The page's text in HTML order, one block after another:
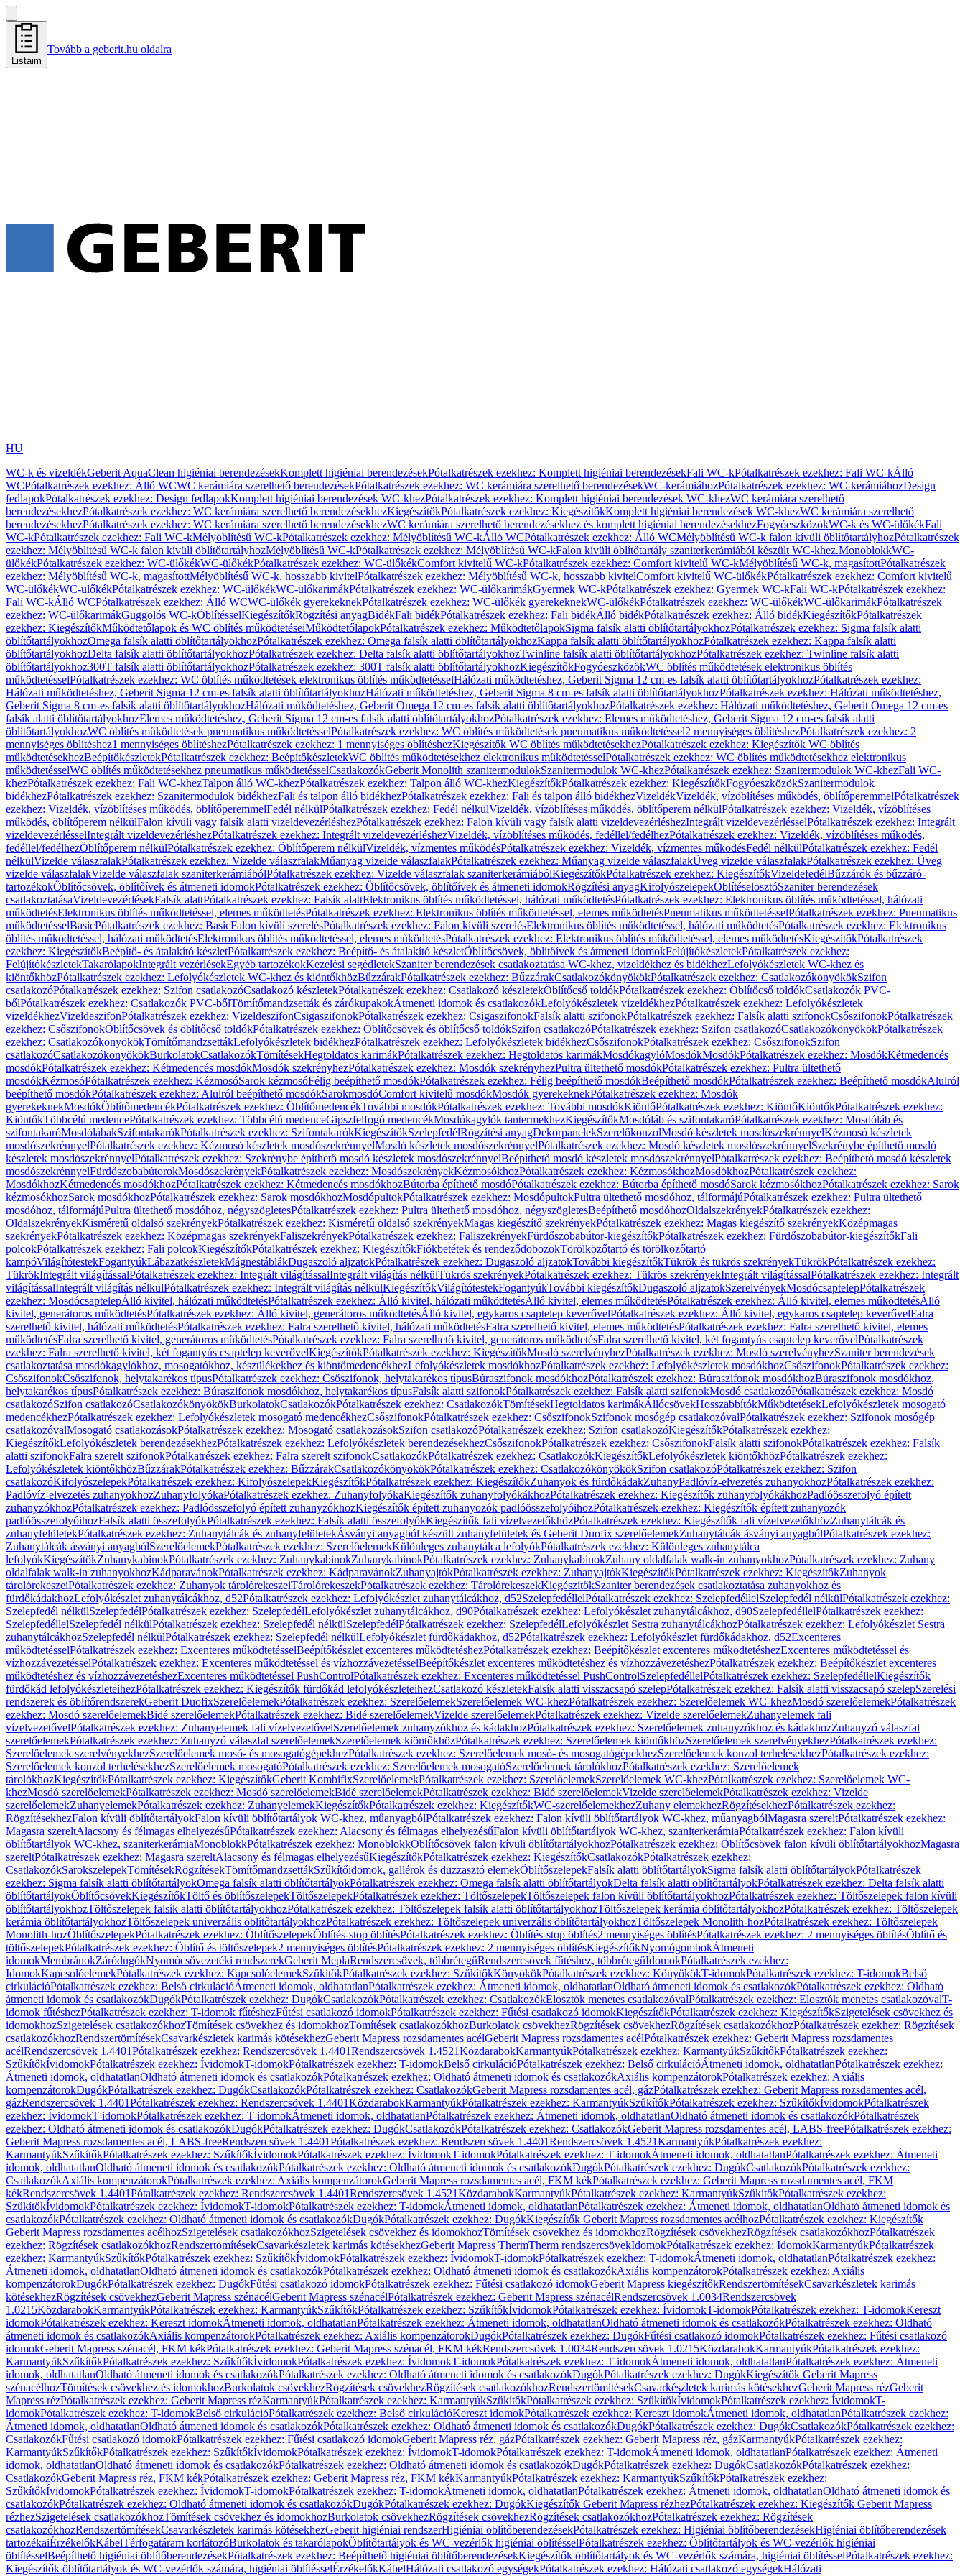
Listáim
Tovább a geberit.hu oldalra
HU
WC-k és vizeldékGeberit AquaClean higiéniai berendezésekKomplett higiéniai berendezésekPótalkatrészek ezekhez: Komplett higiéniai berendezésekFali WC-kPótalkatrészek ezekhez: Fali WC-kÁlló
WCPótalkatrészek ezekhez: Álló WCWC kerámiára szerelhető berendezésekPótalkatrészek ezekhez: WC kerámiára szerelhető berendezésekWC-kerámiáhozPótalkatrészek ezekhez: WC-kerámiáhozDesign
fedlapokPótalkatrészek ezekhez: Design fedlapokKomplett higiéniai berendezések WC-khezPótalkatrészek ezekhez: Komplett higiéniai berendezések WC-khezWC kerámiára szerelhető
berendezésekhezPótalkatrészek ezekhez: WC kerámiára szerelhető berendezésekhezKiegészítőkPótalkatrészek ezekhez: KiegészítőkKomplett higiéniai berendezések WC-khezWC kerámiára szerelhető
berendezésekhezPótalkatrészek ezekhez: WC kerámiára szerelhető berendezésekhezWC kerámiára szerelhető berendezésekhez és komplett higiéniai berendezésekhezFogyóeszközökWC-k és WC-ülőkékFali
WC-kPótalkatrészek ezekhez: Fali WC-kMélyöblítésű WC-kPótalkatrészek ezekhez: Mélyöblítésű WC-kÁlló WCPótalkatrészek ezekhez: Álló WCMélyöblítésű WC-k falon kívüli öblítőtartályhozPótalkatrészek
ezekhez: Mélyöblítésű WC-k falon kívüli öblítőtartályhozMélyöblítésű WC-kPótalkatrészek ezekhez: Mélyöblítésű WC-kFalon kívüli öblítőtartály szaniterkerámiából készült WC-khez.MonoblokkWC-
ülőkékPótalkatrészek ezekhez: WC-ülőkékWC-ülőkékPótalkatrészek ezekhez: WC-ülőkékComfort kivitelű WC-kPótalkatrészek ezekhez: Comfort kivitelű WC-kMélyöblítésű WC-k, magasítottPótalkatrészek
ezekhez: Mélyöblítésű WC-k, magasítottMélyöblítésű WC-k, hosszabb kivitelPótalkatrészek ezekhez: Mélyöblítésű WC-k, hosszabb kivitelComfort kivitelű WC-ülőkékPótalkatrészek ezekhez: Comfort kivitelű
WC-ülőkékWC-ülőkékPótalkatrészek ezekhez: WC-ülőkékWC-ülőkarimákPótalkatrészek ezekhez: WC-ülőkarimákGyermek WC-kPótalkatrészek ezekhez: Gyermek WC-kFali WC-kPótalkatrészek ezekhez:
Fali WC-kÁlló WCPótalkatrészek ezekhez: Álló WCWC-ülőkék gyerekeknekPótalkatrészek ezekhez: WC-ülőkék gyerekeknekWC-ülőkékPótalkatrészek ezekhez: WC-ülőkékWC-ülőkarimákPótalkatrészek
ezekhez: WC-ülőkarimákGuggolós WC-kÖblítésselKiegészítőkRögzítési anyagBidékFali bidékPótalkatrészek ezekhez: Fali bidékÁlló bidékPótalkatrészek ezekhez: Álló bidékKiegészítőkPótalkatrészek
ezekhez: KiegészítőkMűködtetőlapok és WC öblítés működtetéseiMűködtetőlapokPótalkatrészek ezekhez: MűködtetőlapokSigma falsík alatti öblítőtartályokhozPótalkatrészek ezekhez: Sigma falsík alatti
öblítőtartályokhozOmega falsík alatti öblítőtartályokhozPótalkatrészek ezekhez: Omega falsík alatti öblítőtartályokhozKappa falsík alatti öblítőtartályokhozPótalkatrészek ezekhez: Kappa falsík alatti
öblítőtartályokhozDelta falsík alatti öblítőtartályokhozPótalkatrészek ezekhez: Delta falsík alatti öblítőtartályokhozTwinline falsík alatti öblítőtartályokhozPótalkatrészek ezekhez: Twinline falsík alatti
öblítőtartályokhoz300T falsík alatti öblítőtartályokhozPótalkatrészek ezekhez: 300T falsík alatti öblítőtartályokhozKiegészítőkFogyóeszközökWC öblítés működtetések elektronikus öblítés
működtetésselPótalkatrészek ezekhez: WC öblítés működtetések elektronikus öblítés működtetésselHálózati működtetéshez, Geberit Sigma 12 cm-es falsík alatti öblítőtartályokhozPótalkatrészek ezekhez:
Hálózati működtetéshez, Geberit Sigma 12 cm-es falsík alatti öblítőtartályokhozHálózati működtetéshez, Geberit Sigma 8 cm-es falsík alatti öblítőtartályokhozPótalkatrészek ezekhez: Hálózati működtetéshez,
Geberit Sigma 8 cm-es falsík alatti öblítőtartályokhozHálózati működtetéshez, Geberit Omega 12 cm-es falsík alatti öblítőtartályokhozPótalkatrészek ezekhez: Hálózati működtetéshez, Geberit Omega 12 cm-es
falsík alatti öblítőtartályokhozElemes működtetéshez, Geberit Sigma 12 cm-es falsík alatti öblítőtartályokhozPótalkatrészek ezekhez: Elemes működtetéshez, Geberit Sigma 12 cm-es falsík alatti
öblítőtartályokhozWC öblítés működtetések pneumatikus működtetésselPótalkatrészek ezekhez: WC öblítés működtetések pneumatikus működtetéssel2 mennyiséges öblítéshezPótalkatrészek ezekhez: 2
mennyiséges öblítéshez1 mennyiséges öblítéshezPótalkatrészek ezekhez: 1 mennyiséges öblítéshezKiegészítők WC öblítés működtetésekhezPótalkatrészek ezekhez: Kiegészítők WC öblítés
működtetésekhezBeépítőkészletekPótalkatrészek ezekhez: BeépítőkészletekWC öblítés működtetésekhez elektronikus működtetésselPótalkatrészek ezekhez: WC öblítés működtetésekhez elektronikus
működtetésselWC öblítés működtetésekhez pneumatikus működtetésselCsatlakozókGeberit Monolith szanitermodulokSzanitermodulok WC-khezPótalkatrészek ezekhez: Szanitermodulok WC-khezFali WC-
khezPótalkatrészek ezekhez: Fali WC-khezTalpon álló WC-khezPótalkatrészek ezekhez: Talpon álló WC-khezKiegészítőkPótalkatrészek ezekhez: KiegészítőkFogyóeszközökSzanitermodulok
bidékhezPótalkatrészek ezekhez: Szanitermodulok bidékhezFali és talpon álló bidékhezPótalkatrészek ezekhez: Fali és talpon álló bidékhezVizeldékVizeldék, vízöblítéses működés, öblítőperemmelPótalkatrészek
ezekhez: Vizeldék, vízöblítéses működés, öblítőperemmelFedél nélkülPótalkatrészek ezekhez: Fedél nélkülVizeldék, vízöblítéses működés, öblítőperem nélkülPótalkatrészek ezekhez: Vizeldék, vízöblítéses
működés, öblítőperem nélkülFalon kívüli vagy falsík alatti vizeldevezérléshezPótalkatrészek ezekhez: Falon kívüli vagy falsík alatti vizeldevezérléshezIntegrált vizeldevezérlésselPótalkatrészek ezekhez: Integrált
vizeldevezérlésselIntegrált vizeldevezérléshezPótalkatrészek ezekhez: Integrált vizeldevezérléshezVizeldék, vízöblítéses működés, fedéllel/fedélhezPótalkatrészek ezekhez: Vizeldék, vízöblítéses működés,
fedéllel/fedélhezÖblítőperem nélkülPótalkatrészek ezekhez: Öblítőperem nélkülVizeldék, vízmentes működésPótalkatrészek ezekhez: Vizeldék, vízmentes működésFedél nélkülPótalkatrészek ezekhez: Fedél
nélkülVizelde válaszfalakPótalkatrészek ezekhez: Vizelde válaszfalakMűanyag vizelde válaszfalakPótalkatrészek ezekhez: Műanyag vizelde válaszfalakÜveg vizelde válaszfalakPótalkatrészek ezekhez: Üveg
vizelde válaszfalakVizelde válaszfalak szaniterkerámiábólPótalkatrészek ezekhez: Vizelde válaszfalak szaniterkerámiábólKiegészítőkPótalkatrészek ezekhez: KiegészítőkVizeldefedélBűzzárók és bűzzáró-
tartozékokÖblítőcsövek, öblítőívek és átmeneti idomokPótalkatrészek ezekhez: Öblítőcsövek, öblítőívek és átmeneti idomokRögzítési anyagKifolyószelepekÖblítéselosztóSzaniter berendezések
csatlakoztatásaVizeldevezérlésekFalsík alattPótalkatrészek ezekhez: Falsík alattElektronikus öblítés működtetéssel, hálózati működtetésPótalkatrészek ezekhez: Elektronikus öblítés működtetéssel, hálózati
működtetésElektronikus öblítés működtetéssel, elemes működtetésPótalkatrészek ezekhez: Elektronikus öblítés működtetéssel, elemes működtetésPneumatikus működtetésselPótalkatrészek ezekhez: Pneumatikus
működtetésselBasicPótalkatrészek ezekhez: BasicFalon kívüli szerelésPótalkatrészek ezekhez: Falon kívüli szerelésElektronikus öblítés működtetéssel, hálózati működtetésPótalkatrészek ezekhez: Elektronikus
öblítés működtetéssel, hálózati működtetésElektronikus öblítés működtetéssel, elemes működtetésPótalkatrészek ezekhez: Elektronikus öblítés működtetéssel, elemes működtetésKiegészítőkPótalkatrészek
ezekhez: KiegészítőkBeépítő- és átalakító készletPótalkatrészek ezekhez: Beépítő- és átalakító készletÖblítőcsövek, öblítőívek és átmeneti idomokFelújítókészletekPótalkatrészek ezekhez:
FelújítókészletekTakarólapokIntegrált vezérlésekEgyéb tartozékokKezelési segédletekSzaniter berendezések csatlakoztatása WC-khez, vizeldékhez és bidékhezLefolyókészletek WC-khez és
kiöntőkhözPótalkatrészek ezekhez: Lefolyókészletek WC-khez és kiöntőkhözBűzzárakPótalkatrészek ezekhez: BűzzárakCsatlakozókönyökökPótalkatrészek ezekhez: CsatlakozókönyökökSzifon
csatlakozóPótalkatrészek ezekhez: Szifon csatlakozóCsatlakozó készletekPótalkatrészek ezekhez: Csatlakozó készletekÖblítőcső toldókPótalkatrészek ezekhez: Öblítőcső toldókCsatlakozók PVC-
bőlPótalkatrészek ezekhez: Csatlakozók PVC-bőlTömítőmandzsetták és zárókupakokÁtmeneti idomok és csatlakozókLefolyókészletek vizeldékhezPótalkatrészek ezekhez: Lefolyókészletek
vizeldékhezVizeldeszifonPótalkatrészek ezekhez: VizeldeszifonCsigaszifonokPótalkatrészek ezekhez: CsigaszifonokFalsík alatti szifonokPótalkatrészek ezekhez: Falsík alatti szifonokCsőszifonokPótalkatrészek
ezekhez: CsőszifonokÖblítőcsövek és öblítőcső toldókPótalkatrészek ezekhez: Öblítőcsövek és öblítőcső toldókSzifon csatlakozóPótalkatrészek ezekhez: Szifon csatlakozóCsatlakozókönyökökPótalkatrészek
ezekhez: CsatlakozókönyökökTömítőmandzsettákLefolyókészletek bidékhezPótalkatrészek ezekhez: Lefolyókészletek bidékhezCsőszifonokPótalkatrészek ezekhez: CsőszifonokSzifon
csatlakozóCsatlakozókönyökökBurkolatokCsatlakozókTömítésekHegtoldatos karimákPótalkatrészek ezekhez: Hegtoldatos karimákMosdókagylóMosdókMosdókPótalkatrészek ezekhez: MosdókKétmedencés
mosdókPótalkatrészek ezekhez: Kétmedencés mosdókMosdók szekrényhezPótalkatrészek ezekhez: Mosdók szekrényhezPultra ültethető mosdókPótalkatrészek ezekhez: Pultra ültethető
mosdókKézmosóPótalkatrészek ezekhez: KézmosóSarok kézmosóFélig beépíthető mosdókPótalkatrészek ezekhez: Félig beépíthető mosdókBeépíthető mosdókPótalkatrészek ezekhez: Beépíthető mosdókAlulról
beépíthető mosdókPótalkatrészek ezekhez: Alulról beépíthető mosdókSarokmosdóComfort kivitelű mosdókMosdók gyerekeknekPótalkatrészek ezekhez: Mosdók
gyerekeknekMosdókÖblítőmedencékPótalkatrészek ezekhez: ÖblítőmedencékTovábbi mosdókPótalkatrészek ezekhez: További mosdókKiöntőPótalkatrészek ezekhez: KiöntőKiöntőkPótalkatrészek ezekhez:
KiöntőkTöbbcélú medencePótalkatrészek ezekhez: Többcélú medenceGipszfelfogó medencékMosdókagylók tantermekhezKiegészítőkMosdóláb és szifontakaróPótalkatrészek ezekhez: Mosdóláb és
szifontakaróMosdólábakSzifontakarókPótalkatrészek ezekhez: SzifontakarókKiegészítőkSzelepfedélRögzítési anyagDekorpanelekSzerelőkonzolMosdó készletek mosdószekrénnyelKézmosó készletek
mosdószekrénnyelPótalkatrészek ezekhez: Kézmosó készletek mosdószekrénnyelMosdó készletek mosdószekrénnyelPótalkatrészek ezekhez: Mosdó készletek mosdószekrénnyelSzekrénybe építhető mosdó
készletek mosdószekrénnyelPótalkatrészek ezekhez: Szekrénybe építhető mosdó készletek mosdószekrénnyelBeépíthető mosdó készletek mosdószekrénnyelPótalkatrészek ezekhez: Beépíthető mosdó készletek
mosdószekrénnyelFürdőszobabútorokMosdószekrényekPótalkatrészek ezekhez: MosdószekrényekKézmosókhozPótalkatrészek ezekhez: KézmosókhozMosdókhozPótalkatrészek ezekhez:
MosdókhozKétmedencés mosdókhozPótalkatrészek ezekhez: Kétmedencés mosdókhozBútorba építhető mosdóPótalkatrészek ezekhez: Bútorba építhető mosdóSarok kézmosókhozPótalkatrészek ezekhez: Sarok
kézmosókhozSarok mosdókhozPótalkatrészek ezekhez: Sarok mosdókhozMosdópultokPótalkatrészek ezekhez: MosdópultokPultra ültethető mosdóhoz, tálformájúPótalkatrészek ezekhez: Pultra ültethető
mosdóhoz, tálformájúPultra ültethető mosdóhoz, négyszögletesPótalkatrészek ezekhez: Pultra ültethető mosdóhoz, négyszögletesBeépíthető mosdóhozOldalszekrényekPótalkatrészek ezekhez:
OldalszekrényekKisméretű oldalsó szekrényekPótalkatrészek ezekhez: Kisméretű oldalsó szekrényekMagas kiegészítő szekrényekPótalkatrészek ezekhez: Magas kiegészítő szekrényekKözépmagas
szekrényekPótalkatrészek ezekhez: Középmagas szekrényekFaliszekrényekPótalkatrészek ezekhez: FaliszekrényekFürdőszobabútor-kiegészítőkPótalkatrészek ezekhez: Fürdőszobabútor-kiegészítőkFali
polcokPótalkatrészek ezekhez: Fali polcokKiegészítőkPótalkatrészek ezekhez: KiegészítőkFiókbetétek és rendeződobozokTörölközőtartó és törölközőtartó
kampóVilágítótestekFogantyúkLábazatkészletekMágnestáblákDugaszoló aljzatokPótalkatrészek ezekhez: Dugaszoló aljzatokTovábbi kiegészítőkTükrök és tükrös szekrényekTükrökPótalkatrészek ezekhez:
TükrökIntegrált világítássalPótalkatrészek ezekhez: Integrált világítássalIntegrált világítás nélkülTükrös szekrényekPótalkatrészek ezekhez: Tükrös szekrényekIntegrált világítássalPótalkatrészek ezekhez: Integrált
világítássalIntegrált világítás nélkülPótalkatrészek ezekhez: Integrált világítás nélkülKiegészítőkVilágítótestekFogantyúkTovábbi kiegészítőkDugaszoló aljzatokSzerelvényekMosdócsaptelepPótalkatrészek
ezekhez: MosdócsaptelepÁlló kivitel, hálózati működtetésPótalkatrészek ezekhez: Álló kivitel, hálózati működtetésÁlló kivitel, elemes működtetésPótalkatrészek ezekhez: Álló kivitel, elemes működtetésÁlló
kivitel, generátoros működtetésPótalkatrészek ezekhez: Álló kivitel, generátoros működtetésÁlló kivitel, egykaros csaptelep keverővelPótalkatrészek ezekhez: Álló kivitel, egykaros csaptelep keverővelFalra
szerelhető kivitel, hálózati működtetésPótalkatrészek ezekhez: Falra szerelhető kivitel, hálózati működtetésFalra szerelhető kivitel, elemes működtetésPótalkatrészek ezekhez: Falra szerelhető kivitel, elemes
működtetésFalra szerelhető kivitel, generátoros működtetésPótalkatrészek ezekhez: Falra szerelhető kivitel, generátoros működtetésFalra szerelhető kivitel, két fogantyús csaptelep keverővelPótalkatrészek
ezekhez: Falra szerelhető kivitel, két fogantyús csaptelep keverővelKiegészítőkPótalkatrészek ezekhez: KiegészítőkMosdó szerelvényhezPótalkatrészek ezekhez: Mosdó szerelvényhezSzaniter berendezések
csatlakoztatása mosdókagylókhoz, mosogatókhoz, készülékekhez és kiöntőmedencékhezLefolyókészletek mosdókhozPótalkatrészek ezekhez: Lefolyókészletek mosdókhozCsőszifonokPótalkatrészek ezekhez:
CsőszifonokCsőszifonok, helytakarékos típusPótalkatrészek ezekhez: Csőszifonok, helytakarékos típusBúraszifonok mosdókhozPótalkatrészek ezekhez: Búraszifonok mosdókhozBúraszifonok mosdókhoz,
helytakarékos típusPótalkatrészek ezekhez: Búraszifonok mosdókhoz, helytakarékos típusFalsík alatti szifonokPótalkatrészek ezekhez: Falsík alatti szifonokMosdó csatlakozóPótalkatrészek ezekhez: Mosdó
csatlakozóSzifon csatlakozóCsatlakozókönyökökBurkolatokCsatlakozókPótalkatrészek ezekhez: CsatlakozókTömítésekHegtoldatos karimákÁllócsövekHosszabbítókMűködtetésekLefolyókészletek mosogató
medencékhezPótalkatrészek ezekhez: Lefolyókészletek mosogató medencékhezCsőszifonokPótalkatrészek ezekhez: CsőszifonokSzifonok mosógép csatlakozóvalPótalkatrészek ezekhez: Szifonok mosógép
csatlakozóvalMosogató csatlakozásokPótalkatrészek ezekhez: Mosogató csatlakozásokSzifon csatlakozóPótalkatrészek ezekhez: Szifon csatlakozóKiegészítőkPótalkatrészek ezekhez:
KiegészítőkLefolyókészletek berendezésekhezPótalkatrészek ezekhez: Lefolyókészletek berendezésekhezCsőszifonokPótalkatrészek ezekhez: CsőszifonokFalsík alatti szifonokPótalkatrészek ezekhez: Falsík
alatti szifonokFalra szerelt szifonokPótalkatrészek ezekhez: Falra szerelt szifonokCsatlakozókPótalkatrészek ezekhez: CsatlakozókKiegészítőkLefolyókészletek kiöntőkhözPótalkatrészek ezekhez:
Lefolyókészletek kiöntőkhözBűzzárakPótalkatrészek ezekhez: BűzzárakCsatlakozókönyökökPótalkatrészek ezekhez: CsatlakozókönyökökSzifon csatlakozóPótalkatrészek ezekhez: Szifon
csatlakozóKifolyószelepekPótalkatrészek ezekhez: KifolyószelepekKiegészítőkPótalkatrészek ezekhez: KiegészítőkZuhanyok és fürdőkádakZuhanyPadlóvíz-elvezetés zuhanyokhozPótalkatrészek ezekhez:
Padlóvíz-elvezetés zuhanyokhozZuhanyfolyókaPótalkatrészek ezekhez: ZuhanyfolyókaKiegészítők zuhanyfolyókákhozPótalkatrészek ezekhez: Kiegészítők zuhanyfolyókákhozPadlóösszefolyó épített
zuhanyzókhozPótalkatrészek ezekhez: Padlóösszefolyó épített zuhanyzókhozKiegészítők épített zuhanyozók padlóösszefolyóihozPótalkatrészek ezekhez: Kiegészítők épített zuhanyozók
padlóösszefolyóihozFalsík alatti összefolyókPótalkatrészek ezekhez: Falsík alatti összefolyókKiegészítők fali vízelvezetőkhözPótalkatrészek ezekhez: Kiegészítők fali vízelvezetőkhözZuhanytálcák és
zuhanyfelületekPótalkatrészek ezekhez: Zuhanytálcák és zuhanyfelületekÁsványi anyagból készült zuhanyfelületek és Geberit Duofix szerelőelemekZuhanytálcák ásványi anyagbólPótalkatrészek ezekhez:
Zuhanytálcák ásványi anyagbólSzerelőelemekPótalkatrészek ezekhez: SzerelőelemekKülönleges zuhanytálca lefolyókPótalkatrészek ezekhez: Különleges zuhanytálca
lefolyókKiegészítőkZuhanykabinokPótalkatrészek ezekhez: ZuhanykabinokZuhanykabinokPótalkatrészek ezekhez: ZuhanykabinokZuhany oldalfalak walk-in zuhanyokhozPótalkatrészek ezekhez: Zuhany
oldalfalak walk-in zuhanyokhozKádparavánokPótalkatrészek ezekhez: KádparavánokZuhanyajtókPótalkatrészek ezekhez: ZuhanyajtókKiegészítőkPótalkatrészek ezekhez: KiegészítőkZuhanyok
tárolórekeszeiPótalkatrészek ezekhez: Zuhanyok tárolórekeszeiTárolórekeszekPótalkatrészek ezekhez: TárolórekeszekKiegészítőkSzaniter berendezések csatlakoztatása zuhanyokhoz és
fürdőkádakhozLefolyókészlet zuhanytálcákhoz, d52Pótalkatrészek ezekhez: Lefolyókészlet zuhanytálcákhoz, d52SzelepfedéllelPótalkatrészek ezekhez: SzelepfedéllelSzelepfedél nélkülPótalkatrészek ezekhez:
Szelepfedél nélkülSzelepfedélPótalkatrészek ezekhez: SzelepfedélLefolyókészlet zuhanytálcákhoz, d90Pótalkatrészek ezekhez: Lefolyókészlet zuhanytálcákhoz, d90SzelepfedéllelPótalkatrészek ezekhez:
SzelepfedéllelSzelepfedél nélkülPótalkatrészek ezekhez: Szelepfedél nélkülSzelepfedélPótalkatrészek ezekhez: SzelepfedélLefolyókészlet Sestra zuhanytálcákhozPótalkatrészek ezekhez: Lefolyókészlet Sestra
zuhanytálcákhozSzelepfedél nélkülPótalkatrészek ezekhez: Szelepfedél nélkülLefolyókészlet fürdőkádakhoz, d52Pótalkatrészek ezekhez: Lefolyókészlet fürdőkádakhoz, d52Excenteres
működtetésselPótalkatrészek ezekhez: Excenteres működtetésselBeépítőkészlet excenteres működtetéshezPótalkatrészek ezekhez: Beépítőkészlet excenteres működtetéshezExcenteres működtetéssel és
vízhozzávezetésselPótalkatrészek ezekhez: Excenteres működtetéssel és vízhozzávezetésselBeépítőkészlet excenteres működtetéshez és vízhozzávezetéshezPótalkatrészek ezekhez: Beépítőkészlet excenteres
működtetéshez és vízhozzávezetéshezExcenteres működtetéssel PushControlPótalkatrészek ezekhez: Excenteres működtetéssel PushControlSzelepfedéllelPótalkatrészek ezekhez: SzelepfedéllelKiegészítők
fürdőkád lefolyókészleteihezPótalkatrészek ezekhez: Kiegészítők fürdőkád lefolyókészleteihezCsatlakozó készletekFalsík alatti visszacsapó szelepPótalkatrészek ezekhez: Falsík alatti visszacsapó szelepSzerelési
rendszerek és öblítőrendszerekGeberit DuofixSzerelőelemekPótalkatrészek ezekhez: SzerelőelemekSzerelőelemek WC-khezPótalkatrészek ezekhez: Szerelőelemek WC-khezMosdó szerelőelemekPótalkatrészek
ezekhez: Mosdó szerelőelemekBidé szerelőelemekPótalkatrészek ezekhez: Bidé szerelőelemekVizelde szerelőelemekPótalkatrészek ezekhez: Vizelde szerelőelemekZuhanyelemek fali
vízelvezetővelPótalkatrészek ezekhez: Zuhanyelemek fali vízelvezetővelSzerelőelemek zuhanyzókhoz és kádakhozPótalkatrészek ezekhez: Szerelőelemek zuhanyzókhoz és kádakhozZuhanyzó válaszfal
szerelőelemekPótalkatrészek ezekhez: Zuhanyzó válaszfal szerelőelemekSzerelőelemek kiöntőkhözPótalkatrészek ezekhez: Szerelőelemek kiöntőkhözSzerelőelemek szerelvényekhezPótalkatrészek ezekhez:
Szerelőelemek szerelvényekhezSzerelőelemek mosó- és mosogatógépekhezPótalkatrészek ezekhez: Szerelőelemek mosó- és mosogatógépekhezSzerelőelemek konzol terhelésekhezPótalkatrészek ezekhez:
Szerelőelemek konzol terhelésekhezSzerelőelemek mosogatóPótalkatrészek ezekhez: Szerelőelemek mosogatóSzerelőelemek tárolókhozPótalkatrészek ezekhez: Szerelőelemek
tárolókhozKiegészítőkPótalkatrészek ezekhez: KiegészítőkGeberit KombifixSzerelőelemekPótalkatrészek ezekhez: SzerelőelemekSzerelőelemek WC-khezPótalkatrészek ezekhez: Szerelőelemek WC-
khezMosdó szerelőelemekPótalkatrészek ezekhez: Mosdó szerelőelemekBidé szerelőelemekPótalkatrészek ezekhez: Bidé szerelőelemekVizelde szerelőelemekPótalkatrészek ezekhez: Vizelde
szerelőelemekZuhanyelemekPótalkatrészek ezekhez: ZuhanyelemekKiegészítőkPótalkatrészek ezekhez: KiegészítőkWC-szerelőelemekhezZuhany elemekhezRögzítésekhezPótalkatrészek ezekhez:
RögzítésekhezFalon kívüli öblítőtartályokFalon kívüli öblítőtartályok WC-khez, műanyagbólPótalkatrészek ezekhez: Falon kívüli öblítőtartályok WC-khez, műanyagbólMagasra szereltPótalkatrészek ezekhez:
Magasra szereltAlacsony és félmagas elhelyezésűPótalkatrészek ezekhez: Alacsony és félmagas elhelyezésűFalon kívüli öblítőtartályok WC-khez, szaniterkerámiaPótalkatrészek ezekhez: Falon kívüli
öblítőtartályok WC-khez, szaniterkerámiaMonoblokkPótalkatrészek ezekhez: MonoblokkÖblítőcsövek falon kívüli öblítőtartályokhozPótalkatrészek ezekhez: Öblítőcsövek falon kívüli öblítőtartályokhozMagasra
szereltPótalkatrészek ezekhez: Magasra szereltAlacsony és félmagas elhelyezésűKiegészítőkPótalkatrészek ezekhez: KiegészítőkCsatlakozókPótalkatrészek ezekhez:
CsatlakozókSarokszelepekTömítésekRögzítésekTömítőmandzsettákSzűkítőidomok, gallérok és duzzasztó elemekÖblítőszelepekFalsík alatti öblítőtartályokSigma falsík alatti öblítőtartályokPótalkatrészek
ezekhez: Sigma falsík alatti öblítőtartályokOmega falsík alatti öblítőtartályokPótalkatrészek ezekhez: Omega falsík alatti öblítőtartályokDelta falsík alatti öblítőtartályokPótalkatrészek ezekhez: Delta falsík alatti
öblítőtartályokÖblítőcsövekKiegészítőkTöltő és öblítőszelepekTöltőszelepekPótalkatrészek ezekhez: TöltőszelepekTöltőszelepek falon kívüli öblítőtartályokhozPótalkatrészek ezekhez: Töltőszelepek falon kívüli
öblítőtartályokhozTöltőszelepek falsík alatti öblítőtartályokhozPótalkatrészek ezekhez: Töltőszelepek falsík alatti öblítőtartályokhozTöltőszelepek kerámia öblítőtartályokhozPótalkatrészek ezekhez: Töltőszelepek
kerámia öblítőtartályokhozTöltőszelepek univerzális öblítőtartályokhozPótalkatrészek ezekhez: Töltőszelepek univerzális öblítőtartályokhozTöltőszelepek Monolith-hozPótalkatrészek ezekhez: Töltőszelepek
Monolith-hozÖblítőszelepekPótalkatrészek ezekhez: ÖblítőszelepekÖblítés-stop öblítésPótalkatrészek ezekhez: Öblítés-stop öblítés2 mennyiséges öblítésPótalkatrészek ezekhez: 2 mennyiséges öblítésÖblítő és
töltőszelepekPótalkatrészek ezekhez: Öblítő és töltőszelepek2 mennyiséges öblítésPótalkatrészek ezekhez: 2 mennyiséges öblítésKiegészítőkNyomógombokÁtmeneti
idomokMembránokZáródugókNyomócsővezetéki rendszerekGeberit MeplaRendszercsövek, többrétegűRendszercsövek fűtéshez, többrétegűIdomokPótalkatrészek ezekhez:
IdomokKapcsolóelemekPótalkatrészek ezekhez: KapcsolóelemekSzűkítőkPótalkatrészek ezekhez: SzűkítőkKönyökökPótalkatrészek ezekhez: KönyökökT-idomokPótalkatrészek ezekhez: T-idomokBelső
cirkulációPótalkatrészek ezekhez: Belső cirkulációÁtmeneti idomok, oldhatatlanPótalkatrészek ezekhez: Átmeneti idomok, oldhatatlanOldható átmeneti idomok és csatlakozókPótalkatrészek ezekhez: Oldható
átmeneti idomok és csatlakozókDugókPótalkatrészek ezekhez: DugókCsatlakozókPótalkatrészek ezekhez: CsatlakozókElosztók menetes csatlakozóvalPótalkatrészek ezekhez: Elosztók menetes csatlakozóvalT-
idomok fűtéshezPótalkatrészek ezekhez: T-idomok fűtéshezFűtési csatlakozó idomokPótalkatrészek ezekhez: Fűtési csatlakozó idomokKiegészítőkPótalkatrészek ezekhez: KiegészítőkSzigetelések csövekhez és
idomokhozSzigetelések csatlakozókhozTömítések csövekhez és idomokhozTömítések csatlakozókhozBurkolatok csövekhezRögzítések csövekhezRögzítések csatlakozókhozPótalkatrészek ezekhez: Rögzítések
csatlakozókhozRendszertömítésekCsavarkészletek karimás kötésekhezGeberit Mapress rozsdamentes acélGeberit Mapress rozsdamentes acélPótalkatrészek ezekhez: Geberit Mapress rozsdamentes
acélRendszercsövek 1.4401Pótalkatrészek ezekhez: Rendszercsövek 1.4401Rendszercsövek 1.4521KözdarabokKarmantyúkPótalkatrészek ezekhez: KarmantyúkSzűkítőkPótalkatrészek ezekhez:
SzűkítőkÍvidomokPótalkatrészek ezekhez: ÍvidomokT-idomokPótalkatrészek ezekhez: T-idomokBelső cirkulációPótalkatrészek ezekhez: Belső cirkulációÁtmeneti idomok, oldhatatlanPótalkatrészek ezekhez:
Átmeneti idomok, oldhatatlanOldható átmeneti idomok és csatlakozókPótalkatrészek ezekhez: Oldható átmeneti idomok és csatlakozókAxiális kompenzátorokPótalkatrészek ezekhez: Axiális
kompenzátorokDugókPótalkatrészek ezekhez: DugókCsatlakozókPótalkatrészek ezekhez: CsatlakozókGeberit Mapress rozsdamentes acél, gázPótalkatrészek ezekhez: Geberit Mapress rozsdamentes acél,
gázRendszercsövek 1.4401Pótalkatrészek ezekhez: Rendszercsövek 1.4401KözdarabokKarmantyúkPótalkatrészek ezekhez: KarmantyúkSzűkítőkPótalkatrészek ezekhez: SzűkítőkÍvidomokPótalkatrészek
ezekhez: ÍvidomokT-idomokPótalkatrészek ezekhez: T-idomokÁtmeneti idomok, oldhatatlanPótalkatrészek ezekhez: Átmeneti idomok, oldhatatlanOldható átmeneti idomok és csatlakozókPótalkatrészek
ezekhez: Oldható átmeneti idomok és csatlakozókDugókPótalkatrészek ezekhez: DugókCsatlakozókPótalkatrészek ezekhez: CsatlakozókGeberit Mapress rozsdamentes acél, LABS-freePótalkatrészek ezekhez:
Geberit Mapress rozsdamentes acél, LABS-freeRendszercsövek 1.4401Pótalkatrészek ezekhez: Rendszercsövek 1.4401Rendszercsövek 1.4521KarmantyúkPótalkatrészek ezekhez:
KarmantyúkSzűkítőkPótalkatrészek ezekhez: SzűkítőkÍvidomokPótalkatrészek ezekhez: ÍvidomokT-idomokPótalkatrészek ezekhez: T-idomokÁtmeneti idomok, oldhatatlanPótalkatrészek ezekhez: Átmeneti
idomok, oldhatatlanOldható átmeneti idomok és csatlakozókPótalkatrészek ezekhez: Oldható átmeneti idomok és csatlakozókDugókPótalkatrészek ezekhez: DugókCsatlakozókPótalkatrészek ezekhez:
CsatlakozókAxiális kompenzátorokPótalkatrészek ezekhez: Axiális kompenzátorokGeberit Mapress rozsdamentes acél, FKM kékPótalkatrészek ezekhez: Geberit Mapress rozsdamentes acél, FKM
kékRendszercsövek 1.4401Pótalkatrészek ezekhez: Rendszercsövek 1.4401Rendszercsövek 1.4521KözdarabokKarmantyúkPótalkatrészek ezekhez: KarmantyúkSzűkítőkPótalkatrészek ezekhez:
SzűkítőkÍvidomokPótalkatrészek ezekhez: ÍvidomokT-idomokPótalkatrészek ezekhez: T-idomokÁtmeneti idomok, oldhatatlanPótalkatrészek ezekhez: Átmeneti idomok, oldhatatlanOldható átmeneti idomok és
csatlakozókPótalkatrészek ezekhez: Oldható átmeneti idomok és csatlakozókDugókPótalkatrészek ezekhez: DugókKiegészítők Geberit Mapress rozsdamentes acélhozPótalkatrészek ezekhez: Kiegészítők
Geberit Mapress rozsdamentes acélhozSzigetelések csatlakozókhozSzigetelések csövekhez és idomokhozTömítések csövekhez és idomokhozRögzítések csövekhezRögzítések csatlakozókhozPótalkatrészek
ezekhez: Rögzítések csatlakozókhozRendszertömítésekCsavarkészletek karimás kötésekhezGeberit Mapress ThermTherm rendszercsövekIdomokPótalkatrészek ezekhez: IdomokKarmantyúkPótalkatrészek
ezekhez: KarmantyúkSzűkítőkPótalkatrészek ezekhez: SzűkítőkÍvidomokPótalkatrészek ezekhez: ÍvidomokT-idomokPótalkatrészek ezekhez: T-idomokÁtmeneti idomok, oldhatatlanPótalkatrészek ezekhez:
Átmeneti idomok, oldhatatlanOldható átmeneti idomok és csatlakozókPótalkatrészek ezekhez: Oldható átmeneti idomok és csatlakozókAxiális kompenzátorokPótalkatrészek ezekhez: Axiális
kompenzátorokDugókPótalkatrészek ezekhez: DugókFűtési csatlakozó idomokPótalkatrészek ezekhez: Fűtési csatlakozó idomokGeberit Mapress kiegészítőkRendszertömítésekCsavarkészletek karimás
kötésekhezRögzítések csövekhezGeberit Mapress szénacélGeberit Mapress szénacélPótalkatrészek ezekhez: Geberit Mapress szénacélRendszercsövek 1.0034Rendszercsövek
1.0215KözdarabokKarmantyúkPótalkatrészek ezekhez: KarmantyúkSzűkítőkPótalkatrészek ezekhez: SzűkítőkÍvidomokPótalkatrészek ezekhez: ÍvidomokT-idomokPótalkatrészek ezekhez: T-idomokKereszt
idomokPótalkatrészek ezekhez: Kereszt idomokÁtmeneti idomok, oldhatatlanPótalkatrészek ezekhez: Átmeneti idomok, oldhatatlanOldható átmeneti idomok és csatlakozókPótalkatrészek ezekhez: Oldható
átmeneti idomok és csatlakozókAxiális kompenzátorokPótalkatrészek ezekhez: Axiális kompenzátorokDugókPótalkatrészek ezekhez: DugókFűtési csatlakozó idomokPótalkatrészek ezekhez: Fűtési csatlakozó
idomokGeberit Mapress szénacél, FKM kékPótalkatrészek ezekhez: Geberit Mapress szénacél, FKM kékRendszercsövek 1.0034Rendszercsövek 1.0215KözdarabokKarmantyúkPótalkatrészek ezekhez:
KarmantyúkSzűkítőkPótalkatrészek ezekhez: SzűkítőkÍvidomokPótalkatrészek ezekhez: ÍvidomokT-idomokPótalkatrészek ezekhez: T-idomokÁtmeneti idomok, oldhatatlanPótalkatrészek ezekhez: Átmeneti
idomok, oldhatatlanOldható átmeneti idomok és csatlakozókPótalkatrészek ezekhez: Oldható átmeneti idomok és csatlakozókDugókPótalkatrészek ezekhez: DugókKiegészítők Geberit Mapress
szénacélhozTömítések csövekhez és idomokhozBurkolatok csövekhezRögzítések csövekhezRögzítések csatlakozókhozRendszertömítésekCsavarkészletek karimás kötésekhezGeberit Mapress rézGeberit
Mapress rézPótalkatrészek ezekhez: Geberit Mapress rézKarmantyúkPótalkatrészek ezekhez: KarmantyúkSzűkítőkPótalkatrészek ezekhez: SzűkítőkÍvidomokPótalkatrészek ezekhez: ÍvidomokT-
idomokPótalkatrészek ezekhez: T-idomokBelső cirkulációPótalkatrészek ezekhez: Belső cirkulációKereszt idomokPótalkatrészek ezekhez: Kereszt idomokÁtmeneti idomok, oldhatatlanPótalkatrészek ezekhez:
Átmeneti idomok, oldhatatlanOldható átmeneti idomok és csatlakozókPótalkatrészek ezekhez: Oldható átmeneti idomok és csatlakozókDugókPótalkatrészek ezekhez: DugókCsatlakozókPótalkatrészek ezekhez:
CsatlakozókFűtési csatlakozó idomokPótalkatrészek ezekhez: Fűtési csatlakozó idomokGeberit Mapress réz, gázPótalkatrészek ezekhez: Geberit Mapress réz, gázKarmantyúkPótalkatrészek ezekhez:
KarmantyúkSzűkítőkPótalkatrészek ezekhez: SzűkítőkÍvidomokPótalkatrészek ezekhez: ÍvidomokT-idomokPótalkatrészek ezekhez: T-idomokÁtmeneti idomok, oldhatatlanPótalkatrészek ezekhez: Átmeneti
idomok, oldhatatlanOldható átmeneti idomok és csatlakozókPótalkatrészek ezekhez: Oldható átmeneti idomok és csatlakozókDugókPótalkatrészek ezekhez: DugókCsatlakozókPótalkatrészek ezekhez:
CsatlakozókGeberit Mapress réz, FKM kékPótalkatrészek ezekhez: Geberit Mapress réz, FKM kékKarmantyúkPótalkatrészek ezekhez: KarmantyúkSzűkítőkPótalkatrészek ezekhez:
SzűkítőkÍvidomokPótalkatrészek ezekhez: ÍvidomokT-idomokPótalkatrészek ezekhez: T-idomokÁtmeneti idomok, oldhatatlanPótalkatrészek ezekhez: Átmeneti idomok, oldhatatlanOldható átmeneti idomok és
csatlakozókPótalkatrészek ezekhez: Oldható átmeneti idomok és csatlakozókDugókPótalkatrészek ezekhez: DugókKiegészítők Geberit Mapress rézhezPótalkatrészek ezekhez: Kiegészítők Geberit Mapress
rézhezSzigetelések csatlakozókhozTömítések csövekhez és idomokhozBurkolatok csövekhezRögzítések csövekhezRögzítések csatlakozókhozPótalkatrészek ezekhez: Rögzítések
csatlakozókhozRendszertömítésekCsavarkészletek karimás kötésekhezGeberit higiéniai rendszerHigiéniai öblítőberendezésekPótalkatrészek ezekhez: Higiéniai öblítőberendezésekHigiéniai öblítőberendezések
tartozékaiÉrzékelőkKábelTérfogatáram korlátozóBurkolatok és takarólapokÖblítőtartályok és WC-vezérlők higiéniai öblítésselPótalkatrészek ezekhez: Öblítőtartályok és WC-vezérlők higiéniai
öblítésselBeépíthető higiéniai öblítőberendezésekPótalkatrészek ezekhez: Beépíthető higiéniai öblítőberendezésekKiegészítők öblítőtartályok és WC-vezérlők számára, higiéniai öblítésselPótalkatrészek ezekhez:
Kiegészítők öblítőtartályok és WC-vezérlők számára, higiéniai öblítésselÉrzékelőkKábelHálózati csatlakozó egységekPótalkatrészek ezekhez: Hálózati csatlakozó egységekHálózati